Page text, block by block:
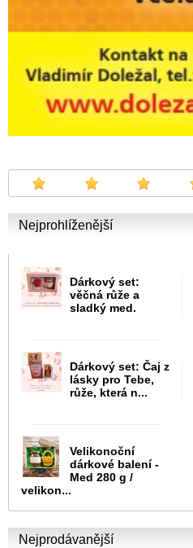
Nejprohlíženější
Dárkový set:
věčná růže a
sladký med.
Dárkový set: Čaj z
lásky pro Tebe,
růže, která n...
Velikonoční
dárkové balení -
Med 280 g /
velikon...
Nejprodávanější